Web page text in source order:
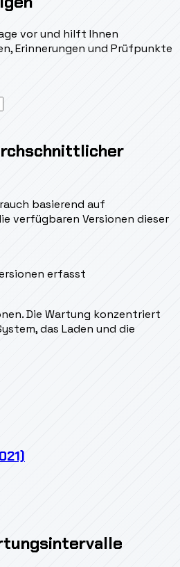
vor und hilft Ihnen
Erinnerungen und Prüfpunkte
basierend auf
verfügbaren Versionen dieser
erfasst
Die Wartung konzentriert
das Laden und die